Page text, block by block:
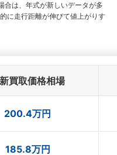
合は、年式が新しいデータが多
に走行距離が伸びて値上がりす
買取価格相場
200.4万円
185.8万円